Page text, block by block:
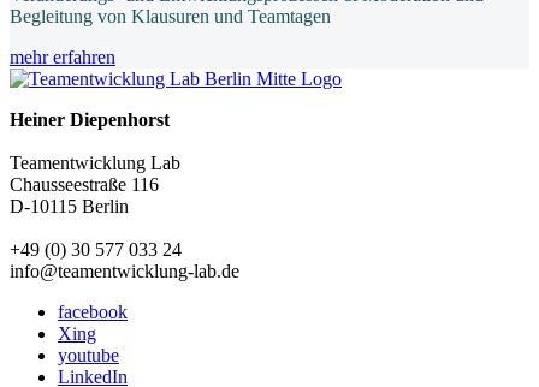
Begleitung von Klausuren und Teamtagen
mehr erfahren
Heiner Diepenhorst
Teamentwicklung Lab
Chausseestraße 116
D-10115 Berlin
+49 (0) 30 577 033 24
info@teamentwicklung-lab.de
facebook
Xing
youtube
LinkedIn